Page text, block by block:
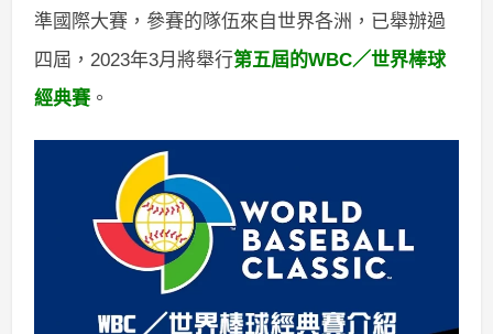
準國際大賽，參賽的隊伍來自世界各洲，已舉辦過
四屆，2023年3月將舉行第五屆的WBC／世界棒球
經典賽。